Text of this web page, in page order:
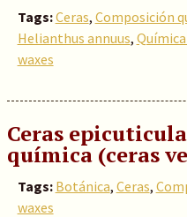
Tags:Ceras, Composición
Helianthus annuus,
waxes
Ceras
química (ceras
Tags: Botánica, Ceras,
waxes